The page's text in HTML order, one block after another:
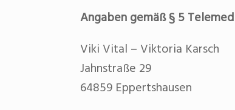
Angaben gemäß § 5
Viki Vital – Viktoria Karsch
Jahnstraße 29
64859 Eppertshausen